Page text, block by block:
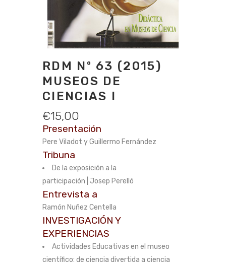
RDM Nº 63 (2015)
MUSEOS DE
CIENCIAS I
€15,00
Presentación
Pere Viladot y Guillermo Fernández
Tribuna
De la exposición a la
participación | Josep Perelló
Entrevista a
Ramón Nuñez Centella
INVESTIGACIÓN Y
EXPERIENCIAS
Actividades Educativas en el museo
científico: de ciencia divertida a ciencia